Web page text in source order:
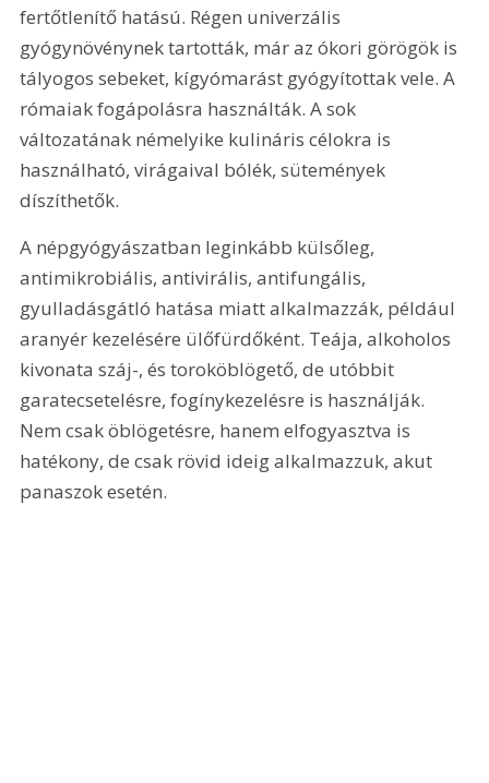
fertőtlenítő hatású. Régen univerzális
gyógynövénynek tartották, már az ókori görögök is
tályogos sebeket, kígyómarást gyógyítottak vele. A
rómaiak fogápolásra használták. A sok
változatának némelyike kulináris célokra is
használható, virágaival bólék, sütemények
díszíthetők.
A népgyógyászatban leginkább külsőleg,
antimikrobiális, antivirális, antifungális,
gyulladásgátló hatása miatt alkalmazzák, például
aranyér kezelésére ülőfürdőként. Teája, alkoholos
kivonata száj-, és toroköblögető, de utóbbit
garatecsetelésre, fogínykezelésre is használják.
Nem csak öblögetésre, hanem elfogyasztva is
hatékony, de csak rövid ideig alkalmazzuk, akut
panaszok esetén.